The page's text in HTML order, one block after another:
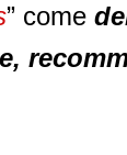
” come